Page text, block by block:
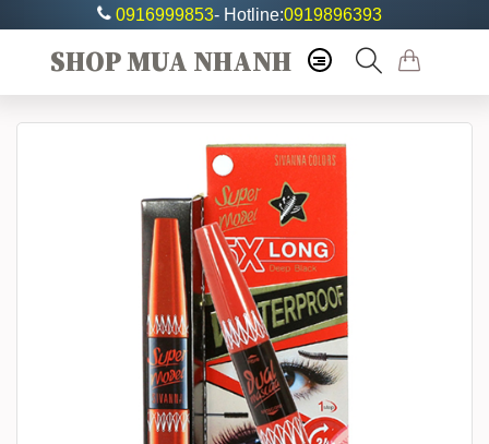
0916999853- Hotline:0919896393
SHOP MUA NHANH